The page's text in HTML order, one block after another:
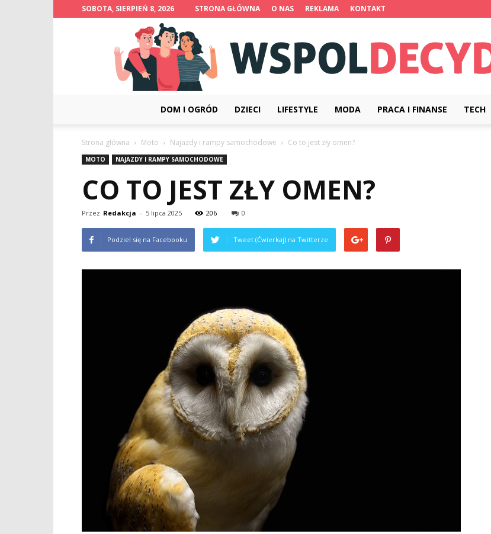
SOBOTA, SIERPIEŃ 8, 2026 STRONA GŁÓWNA O NAS REKLAMA KONTAKT
DOM I OGRÓD DZIECI LIFESTYLE MODA PRACA I FINANSE TECH
Strona główna Moto Najazdy i rampy samochodowe Co to jest zły omen?
MOTO NAJAZDY I RAMPY SAMOCHODOWE
CO TO JEST ZŁY OMEN?
Przez Redakcja - 5 lipca 2025 206 0
Podziel się na Facebooku Tweet (Ćwierkaj) na Twitterze